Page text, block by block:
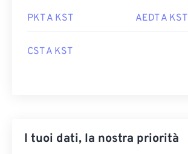
PKT A KST AEDT A KST
CST A KST
I tuoi dati, la nostra priorità